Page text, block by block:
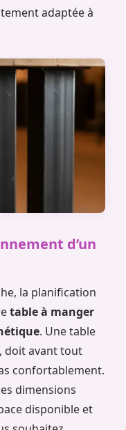
adaptée à
d’un
la planification
table à manger
. Une table
doit avant tout
confortablement.
dimensions
disponible et